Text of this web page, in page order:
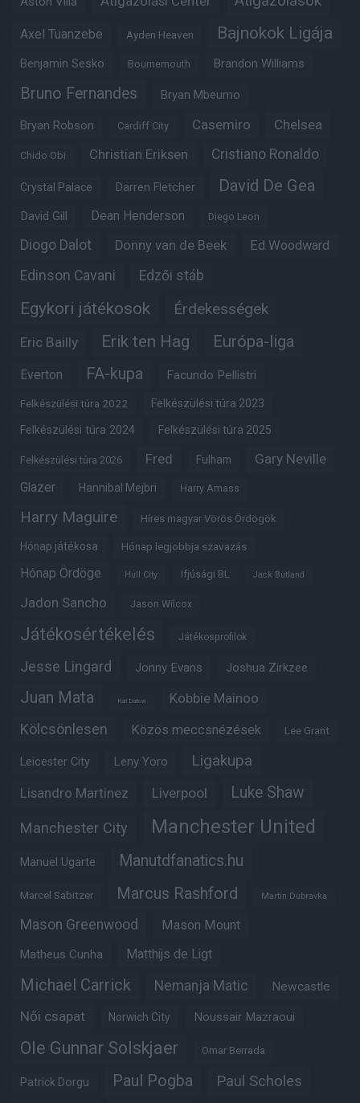
Axel Tuanzebe Ayden Heaven Bajnokok Ligája
Benjamin Sesko Bournemouth Brandon Williams
Bruno Fernandes Bryan Mbeumo
Bryan Robson Cardiff City Casemiro Chelsea
Chido Obi Christian Eriksen Cristiano Ronaldo
Crystal Palace Darren Fletcher David De Gea
David Gill Dean Henderson Diego Leon
Diogo Dalot Donny van de Beek Ed Woodward
Edinson Cavani Edzői stáb
Egykori játékosok Érdekességek
Eric Bailly Erik ten Hag Európa-liga
Everton FA-kupa Facundo Pellistri
Felkészülési túra 2022 Felkészülési túra 2023
Felkészülési túra 2024 Felkészülési túra 2025
Felkészülési túra 2026 Fred Fulham Gary Neville
Glazer Hannibal Mejbri Harry Amass
Harry Maguire Híres magyar Vörös Ördögök
Hónap játékosa Hónap legjobbja szavazás
Hónap Ördöge Hull City Ifjúsági BL Jack Butland
Jadon Sancho Jason Wilcox
Játékosértékelés Játékosprofilok
Jesse Lingard Jonny Evans Joshua Zirkzee
Juan Mata Karl Darlow Kobbie Mainoo
Kölcsönlesen Közös meccsnézések Lee Grant
Leicester City Leny Yoro Ligakupa
Lisandro Martinez Liverpool Luke Shaw
Manchester City Manchester United
Manuel Ugarte Manutdfanatics.hu
Marcel Sabitzer Marcus Rashford Martin Dubravka
Mason Greenwood Mason Mount
Matheus Cunha Matthijs de Ligt
Michael Carrick Nemanja Matic Newcastle
Női csapat Norwich City Noussair Mazraoui
Ole Gunnar Solskjaer Omar Berrada
Patrick Dorgu Paul Pogba Paul Scholes